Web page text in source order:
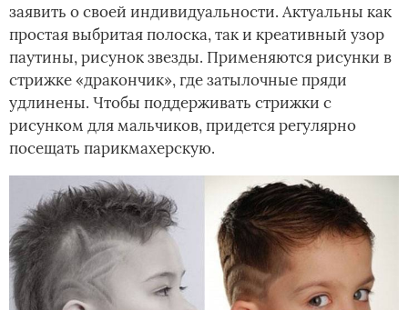
заявить о своей индивидуальности. Актуальны как
простая выбритая полоска, так и креативный узор
паутины, рисунок звезды. Применяются рисунки в
стрижке «дракончик», где затылочные пряди
удлинены. Чтобы поддерживать стрижки с
рисунком для мальчиков, придется регулярно
посещать парикмахерскую.